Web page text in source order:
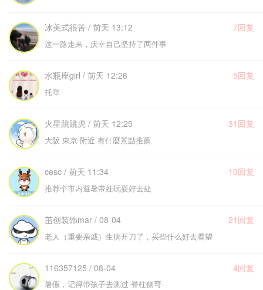
冰美式很苦 / 前天 13:12 7回复
这一路走来，庆幸自己坚持了两件事
水瓶座girl / 前天 12:26 5回复
托举
火星跳跳虎 / 前天 12:25 31回复
大阪 東京 附近 有什麼景點推薦
cesc / 前天 11:34 10回复
推荐个市内避暑带娃玩耍好去处
茁创装饰mar / 08-04 21回复
老人（重要亲戚）生病开刀了，买些什么好去看望
116357125 / 08-04 4回复
暑假，记得带孩子去测过-脊柱侧弯-